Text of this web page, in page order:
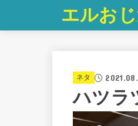
エルお
ネタ
ハツラ